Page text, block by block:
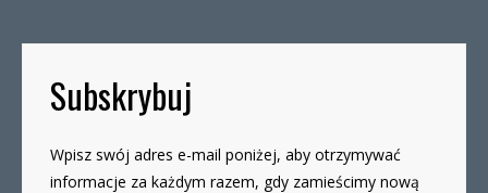
Subskrybuj
Wpisz swój adres e-mail poniżej, aby otrzymywać
informacje za każdym razem, gdy zamieścimy nową